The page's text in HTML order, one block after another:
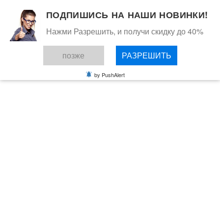
ПОДПИШИСЬ НА НАШИ НОВИНКИ!
Нажми Разрешить, и получи скидку до 40%
позже РАЗРЕШИТЬ
by PushAlert